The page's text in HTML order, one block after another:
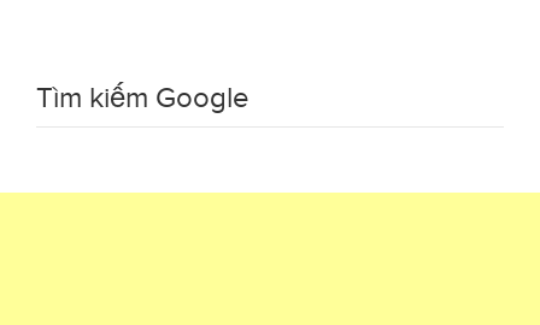
Tìm kiếm Google